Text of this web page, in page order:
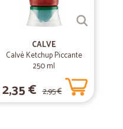
CALVE
Calvè Ketchup Piccante
250 ml
2,35 € 2,95 €